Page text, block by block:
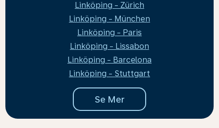
Linköping - Zürich
Linköping - München
Linköping - Paris
Linköping - Lissabon
Linköping - Barcelona
Linköping - Stuttgart
Se Mer